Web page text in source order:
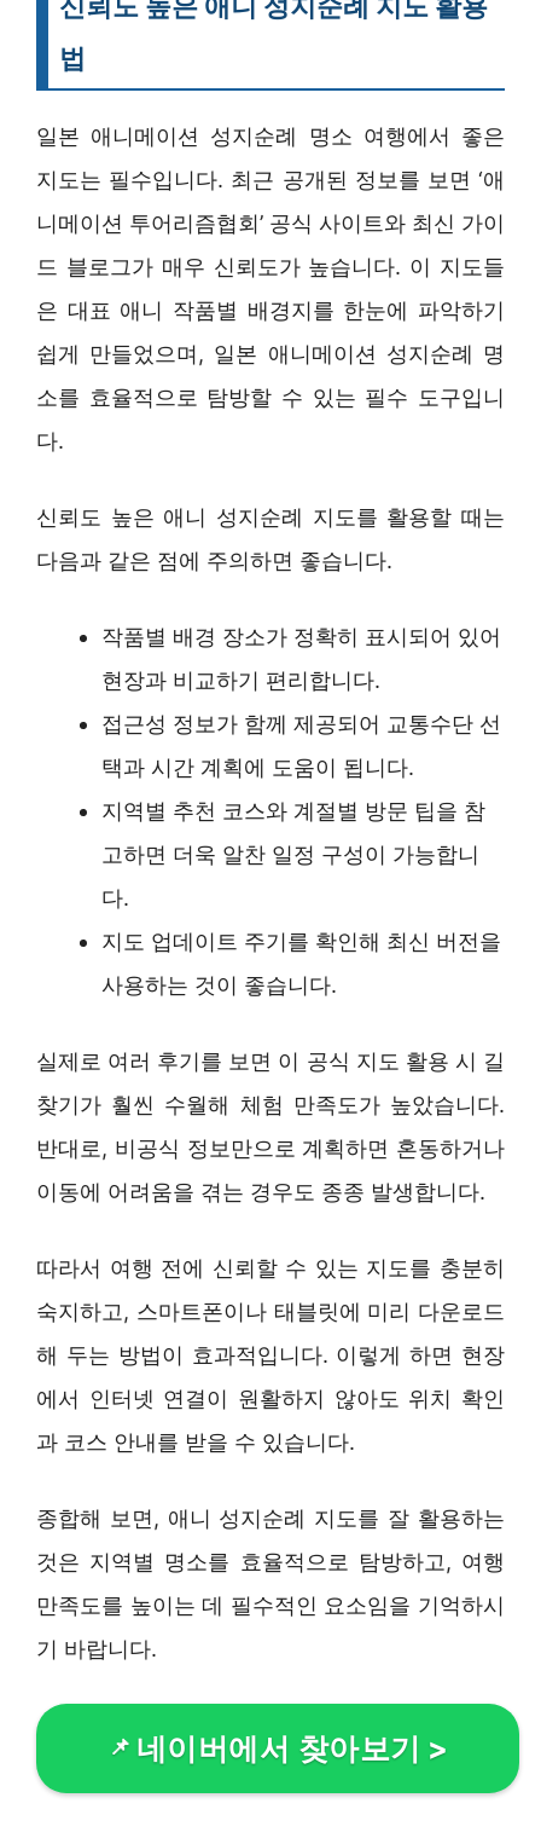
법
일본 애니메이션 성지순례 명소 여행에서 좋은
지도는 필수입니다. 최근 공개된 정보를 보면 ‘애
니메이션 투어리즘협회’ 공식 사이트와 최신 가이
드 블로그가 매우 신뢰도가 높습니다. 이 지도들
은 대표 애니 작품별 배경지를 한눈에 파악하기
쉽게 만들었으며, 일본 애니메이션 성지순례 명
소를 효율적으로 탐방할 수 있는 필수 도구입니
다.
신뢰도 높은 애니 성지순례 지도를 활용할 때는
다음과 같은 점에 주의하면 좋습니다.
작품별 배경 장소가 정확히 표시되어 있어
현장과 비교하기 편리합니다.
접근성 정보가 함께 제공되어 교통수단 선
택과 시간 계획에 도움이 됩니다.
지역별 추천 코스와 계절별 방문 팁을 참
고하면 더욱 알찬 일정 구성이 가능합니
다.
지도 업데이트 주기를 확인해 최신 버전을
사용하는 것이 좋습니다.
실제로 여러 후기를 보면 이 공식 지도 활용 시 길
찾기가 훨씬 수월해 체험 만족도가 높았습니다.
반대로, 비공식 정보만으로 계획하면 혼동하거나
이동에 어려움을 겪는 경우도 종종 발생합니다.
따라서 여행 전에 신뢰할 수 있는 지도를 충분히
숙지하고, 스마트폰이나 태블릿에 미리 다운로드
해 두는 방법이 효과적입니다. 이렇게 하면 현장
에서 인터넷 연결이 원활하지 않아도 위치 확인
과 코스 안내를 받을 수 있습니다.
종합해 보면, 애니 성지순례 지도를 잘 활용하는
것은 지역별 명소를 효율적으로 탐방하고, 여행
만족도를 높이는 데 필수적인 요소임을 기억하시
기 바랍니다.
네이버에서 찾아보기 >